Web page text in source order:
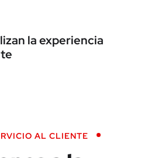
la experiencia
AL CLIENTE